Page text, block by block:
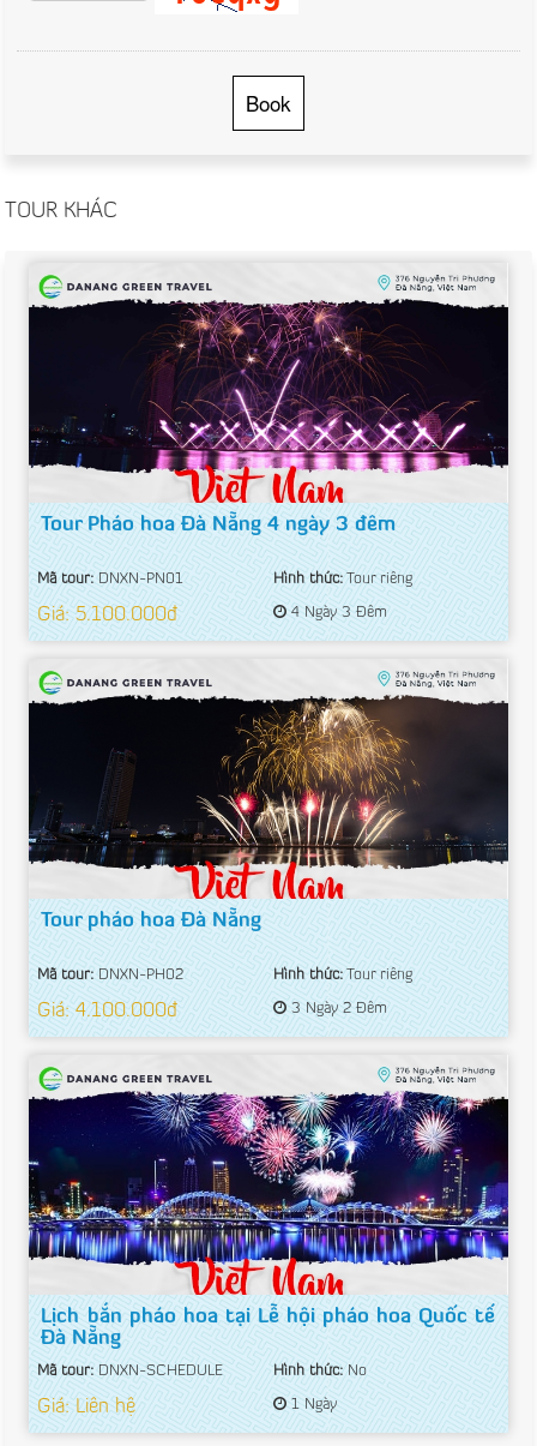
Book
TOUR KHÁC
Tour Pháo hoa Đà Nẵng 4 ngày 3 đêm
Mã tour:DNXN-PN01 Hình thức:Tour riêng
Giá: 5.100.000đ 4 Ngày 3 Đêm
Tour pháo hoa Đà Nẵng
Mã tour:DNXN-PH02 Hình thức:Tour riêng
Giá: 4.100.000đ 3 Ngày 2 Đêm
Lịch bắn pháo hoa tại Lễ hội pháo hoa Quốc tế
Đà Nẵng
Mã tour:DNXN-SCHEDULE Hình thức:No
Giá: Liên hệ 1 Ngày